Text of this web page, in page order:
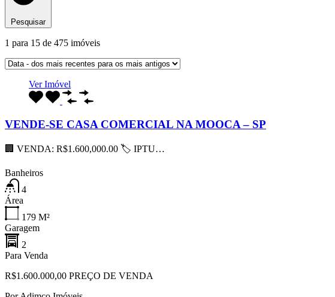
Pesquisar
1 para 15 de 475 imóveis
Ver Imóvel
VENDE-SE CASA COMERCIAL NA MOOCA – SP
🏢 VENDA: R$1.600,000.00 🏷 IPTU…
Banheiros
4
Área
179 M²
Garagem
2
Para Venda
R$1.600.000,00 PREÇO DE VENDA